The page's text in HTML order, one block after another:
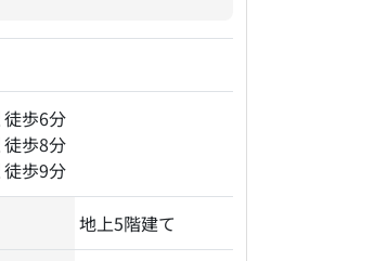
徒歩6分
徒歩8分
徒歩9分
地上5階建て